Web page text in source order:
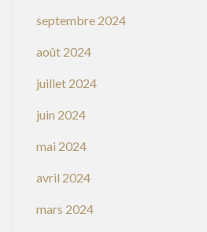
septembre 2024
août 2024
juillet 2024
juin 2024
mai 2024
avril 2024
mars 2024